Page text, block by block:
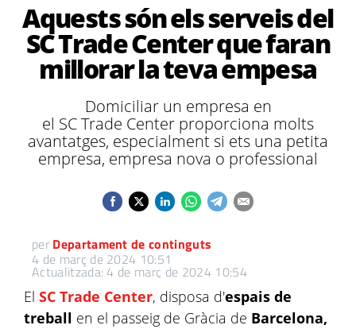
Aquests són els serveis del
SC Trade Center que faran
millorar la teva empesa
Domiciliar un empresa en
el SC Trade Center proporciona molts
avantatges, especialment si ets una petita
empresa, empresa nova o professional
per Departament de continguts
4 de març de 2024 10:51
Actualitzada: 4 de març de 2024 10:54
El SC Trade Center, disposa d'espais de
treball en el passeig de Gràcia de Barcelona,